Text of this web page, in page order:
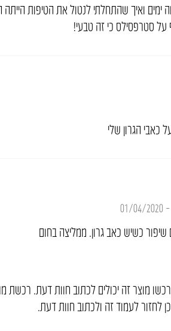
ימים ואיך שהתחלתי לנטול את הטיפות
סטרפסילס כי זה טבעי!
כאבי הגרון שלי
–
01/04/2020
שיפור כשיש כאב גרון. ממליצה בחום
מוצר זה יכולים לכתוב חוות דעת. רכשת
לעמוד זה ולכתוב חוות דעת.